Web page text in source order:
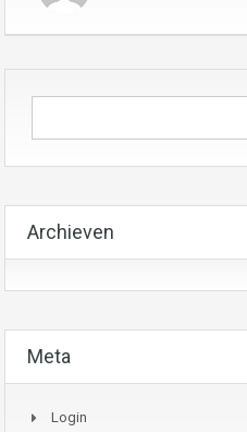
Archieven
Meta
Login